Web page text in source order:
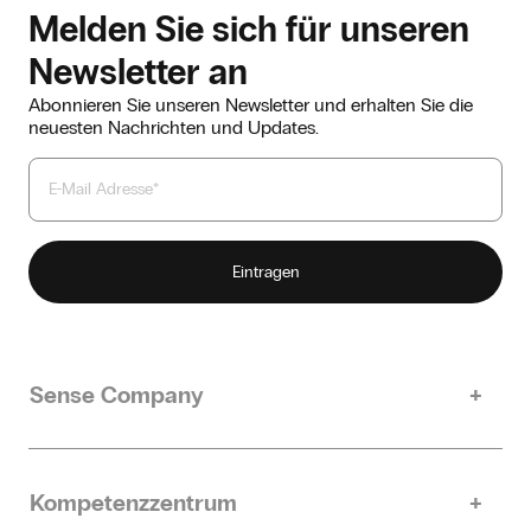
Melden Sie sich für unseren
Newsletter an
Abonnieren Sie unseren Newsletter und erhalten Sie die
neuesten Nachrichten und Updates.
Sense Company
Unsere Geschichte
Kontakt
Kompetenzzentrum